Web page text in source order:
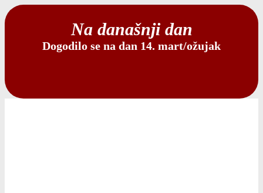
Na današnji dan
Dogodilo se na dan 14. mart/ožujak